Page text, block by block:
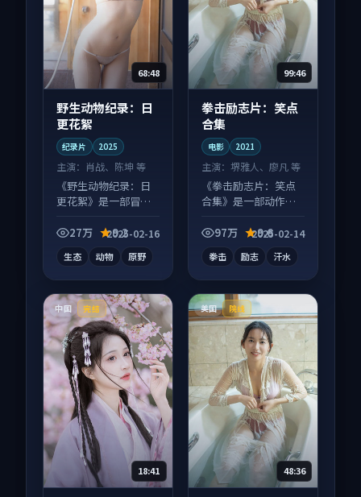
68:48
野生动物纪录：日
更花絮
纪录片 2025
主演： 肖战、陈坤 等
《野生动物纪录：日
更花絮》是一部冒险
质感在线，配乐与镜
27万 9.2
2025-02-16
生态 动物 原野
99:46
拳击励志片：笑点
合集
电影 2021
主演：堺雅人、廖凡 等
《拳击励志片：笑点
合集》是一部动作向
齐全，观感爽快不拖
97万 9.6
2025-02-14
拳击 励志 汗水
中国 完结
18:41
美国 院线
48:36